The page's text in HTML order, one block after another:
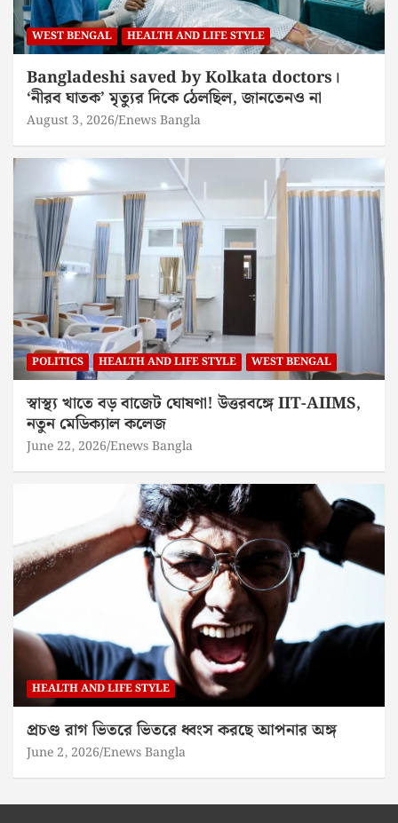
WEST BENGAL HEALTH AND LIFE STYLE
Bangladeshi saved by Kolkata doctors।
‘নীরব ঘাতক’ মৃত্যুর দিকে ঠেলছিল, জানতেনও না
August 3, 2026 Enews Bangla
POLITICS HEALTH AND LIFE STYLE WEST BENGAL
স্বাস্থ্য খাতে বড় বাজেট ঘোষণা! উত্তরবঙ্গে IIT-AIIMS,
নতুন মেডিক্যাল কলেজ
June 22, 2026 Enews Bangla
HEALTH AND LIFE STYLE
প্রচণ্ড রাগ ভিতরে ভিতরে ধ্বংস করছে আপনার অঙ্গ
June 2, 2026 Enews Bangla